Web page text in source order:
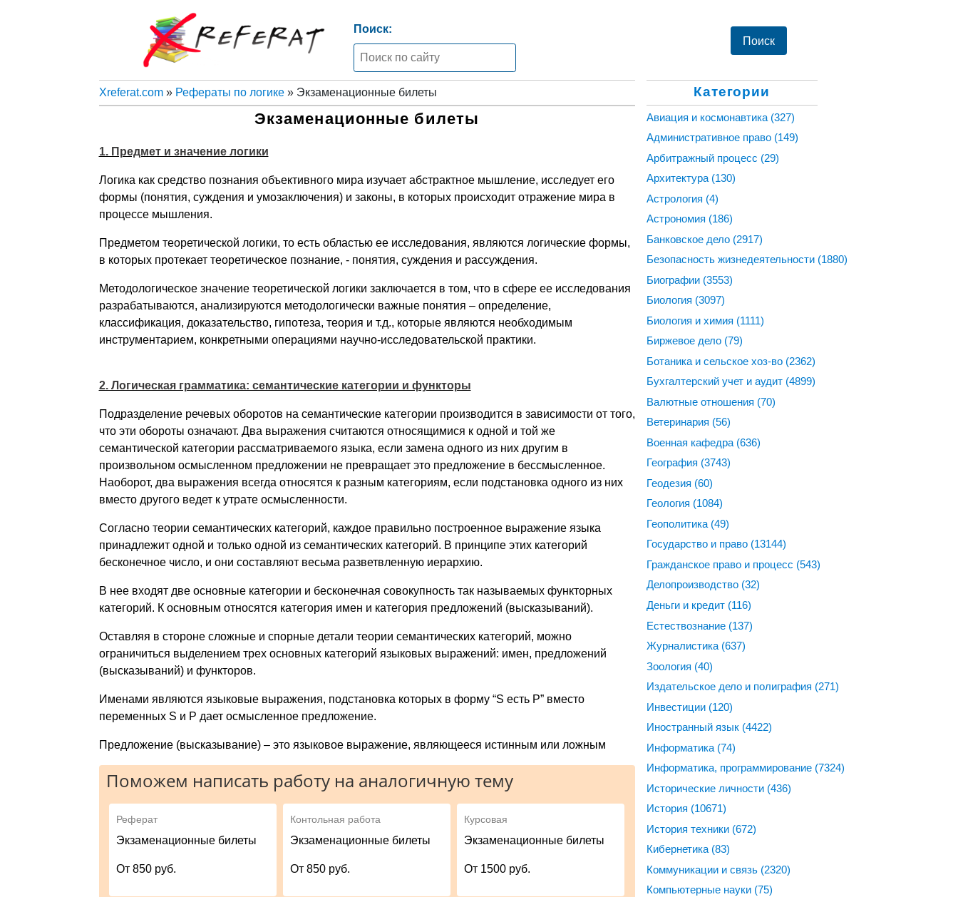
Поиск:
Xreferat.com» Рефераты по логике» Экзаменационные билеты
Экзаменационные билеты
1. Предмет и значение логики
Логика как средство познания объективного мира изучает абстрактное мышление, исследует его
формы (понятия, суждения и умозаключения) и законы, в которых происходит отражение мира в
процессе мышления.
Предметом теоретической логики, то есть областью ее исследования, являются логические формы,
в которых протекает теоретическое познание, - понятия, суждения и рассуждения.
Методологическое значение теоретической логики заключается в том, что в сфере ее исследования
разрабатываются, анализируются методологически важные понятия – определение,
классификация, доказательство, гипотеза, теория и т.д., которые являются необходимым
инструментарием, конкретными операциями научно-исследовательской практики.
2. Логическая грамматика: семантические категории и функторы
Подразделение речевых оборотов на семантические категории производится в зависимости от того,
что эти обороты означают. Два выражения считаются относящимися к одной и той же
семантической категории рассматриваемого языка, если замена одного из них другим в
произвольном осмысленном предложении не превращает это предложение в бессмысленное.
Наоборот, два выражения всегда относятся к разным категориям, если подстановка одного из них
вместо другого ведет к утрате осмысленности.
Согласно теории семантических категорий, каждое правильно построенное выражение языка
принадлежит одной и только одной из семантических категорий. В принципе этих категорий
бесконечное число, и они составляют весьма разветвленную иерархию.
В нее входят две основные категории и бесконечная совокупность так называемых функторных
категорий. К основным относятся категория имен и категория предложений (высказываний).
Оставляя в стороне сложные и спорные детали теории семантических категорий, можно
ограничиться выделением трех основных категорий языковых выражений: имен, предложений
(высказываний) и функторов.
Именами являются языковые выражения, подстановка которых в форму “S есть P” вместо
переменных S и P дает осмысленное предложение.
Предложение (высказывание) – это языковое выражение, являющееся истинным или ложным
Поможем написать работу на аналогичную тему
Реферат
Экзаменационные билеты
От 850 руб.
Контольная работа
Экзаменационные билеты
От 850 руб.
Курсовая
Экзаменационные билеты
От 1500 руб.
Категории
Авиация и космонавтика (327)
Административное право (149)
Арбитражный процесс (29)
Архитектура (130)
Астрология (4)
Астрономия (186)
Банковское дело (2917)
Безопасность жизнедеятельности (1880)
Биографии (3553)
Биология (3097)
Биология и химия (1111)
Биржевое дело (79)
Ботаника и сельское хоз-во (2362)
Бухгалтерский учет и аудит (4899)
Валютные отношения (70)
Ветеринария (56)
Военная кафедра (636)
География (3743)
Геодезия (60)
Геология (1084)
Геополитика (49)
Государство и право (13144)
Гражданское право и процесс (543)
Делопроизводство (32)
Деньги и кредит (116)
Естествознание (137)
Журналистика (637)
Зоология (40)
Издательское дело и полиграфия (271)
Инвестиции (120)
Иностранный язык (4422)
Информатика (74)
Информатика, программирование (7324)
Исторические личности (436)
История (10671)
История техники (672)
Кибернетика (83)
Коммуникации и связь (2320)
Компьютерные науки (75)